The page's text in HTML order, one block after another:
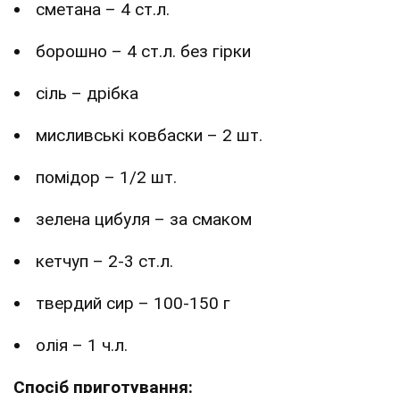
сметана – 4 ст.л.
борошно – 4 ст.л. без гірки
сіль – дрібка
мисливські ковбаски – 2 шт.
помідор – 1/2 шт.
зелена цибуля – за смаком
кетчуп – 2-3 ст.л.
твердий сир – 100-150 г
олія – 1 ч.л.
Спосіб приготування: